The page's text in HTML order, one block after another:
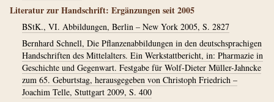
Literatur zur Handschrift: Ergänzungen seit 2005
BStK., VI. Abbildungen, Berlin – New York 2005, S. 2827
Bernhard Schnell, Die Pflanzenabbildungen in den deutschsprachigen
Handschriften des Mittelalters. Ein Werkstattbericht, in: Pharmazie in
Geschichte und Gegenwart. Festgabe für Wolf-Dieter Müller-Jahncke
zum 65. Geburtstag, herausgegeben von Christoph Friedrich –
Joachim Telle, Stuttgart 2009, S. 400